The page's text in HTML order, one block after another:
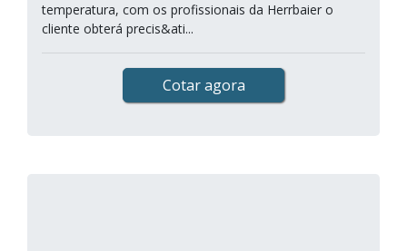
temperatura, com os profissionais da Herrbaier o
cliente obterá precis&ati...
Cotar agora